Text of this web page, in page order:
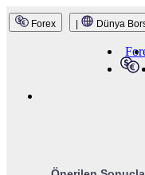
QNB Invest
Forex Dünya